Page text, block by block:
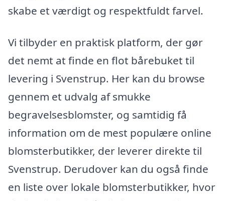
skabe et værdigt og respektfuldt farvel.
Vi tilbyder en praktisk platform, der gør
det nemt at finde en flot bårebuket til
levering i Svenstrup. Her kan du browse
gennem et udvalg af smukke
begravelsesblomster, og samtidig få
information om de mest populære online
blomsterbutikker, der leverer direkte til
Svenstrup. Derudover kan du også finde
en liste over lokale blomsterbutikker, hvor